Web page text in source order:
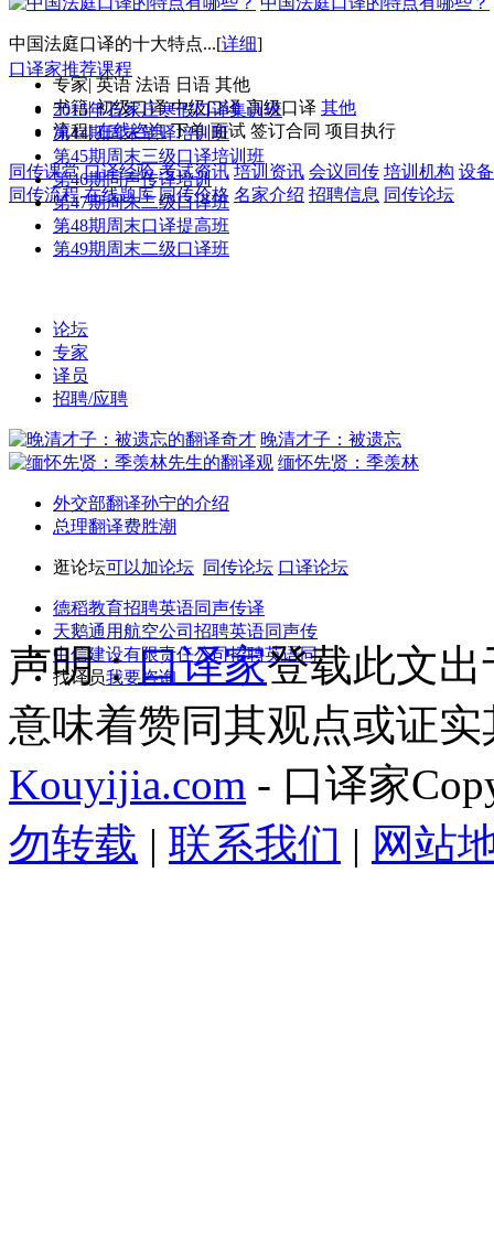
中国法庭口译的十大特点...[详细]
专家| 英语 法语 日语 其他
书籍|初级口译 中级口译 高级口译 其他
流程|在线咨询 下单 面试 签订合同 项目执行
同传课堂 口译经验 考试资讯 培训资讯 会议同传 培训机构 设
同传流程 在线题库 同传价格 名家介绍 招聘信息 同传论坛
口译家推荐课程
2015年石家庄寒假口译集训班
第44期周末笔译培训班
第45期周末三级口译培训班
第46期同声传译培训
第47期周末二级口译班
第48期周末口译提高班
第49期周末二级口译班
论坛
专家
译员
招聘/应聘
晚清才子：被遗忘
缅怀先贤：季羡林
外交部翻译孙宁的介绍
总理翻译费胜潮
逛论坛可以加论坛 同传论坛 口译论坛
德稻教育招聘英语同声传译
天鹅通用航空公司招聘英语同声传
中信建设有限责任公司招聘英语同
找译员我要咨询
声明：口译家登载此文
意味着赞同其观点或证
Kouyijia.com - 口译家
勿转载 | 联系我们 | 网站